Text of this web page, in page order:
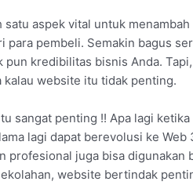
aspek vital untuk
para pembeli. Semakin bagus
pun kredibilitas bisnis Anda.
kalau website itu tidak penting.
sangat penting !! Apa lagi
lagi dapat berevolusi ke Web
profesional juga bisa digunakan
website bertindak